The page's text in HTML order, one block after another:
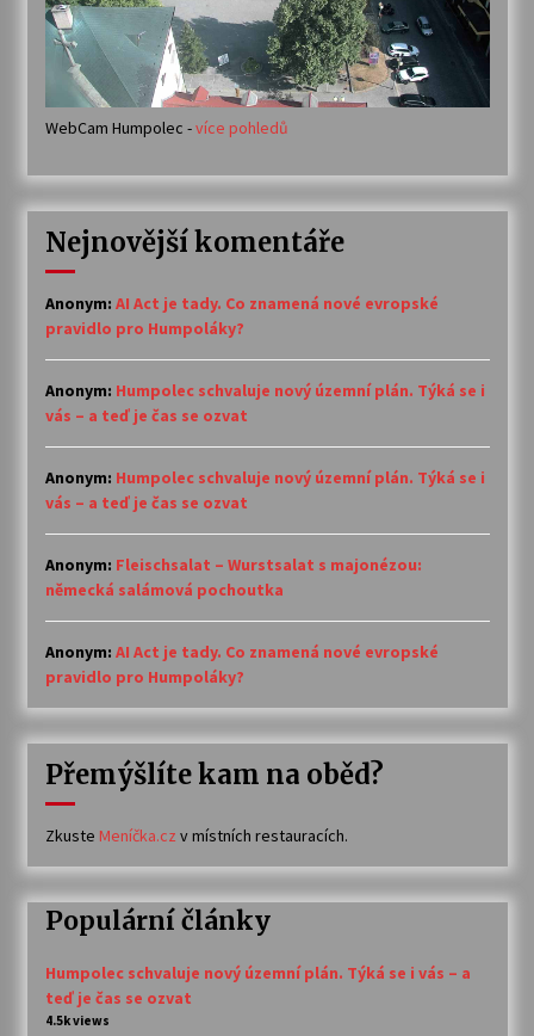
WebCam Humpolec -více pohledů
Nejnovější komentáře
Anonym: AI Act je tady. Co znamená nové evropské
pravidlo pro Humpoláky?
Anonym: Humpolec schvaluje nový územní plán. Týká se i
vás – a teď je čas se ozvat
Anonym: Humpolec schvaluje nový územní plán. Týká se i
vás – a teď je čas se ozvat
Anonym: Fleischsalat – Wurstsalat s majonézou:
německá salámová pochoutka
Anonym: AI Act je tady. Co znamená nové evropské
pravidlo pro Humpoláky?
Přemýšlíte kam na oběd?
Zkuste Meníčka.cz v místních restauracích.
Populární články
Humpolec schvaluje nový územní plán. Týká se i vás – a
teď je čas se ozvat
4.5k views